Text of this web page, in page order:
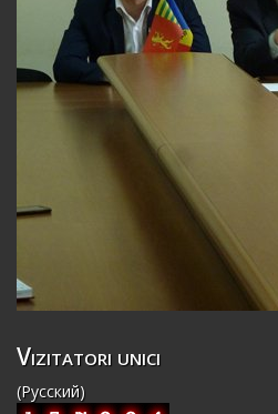
Vizitatori unici
(Русский)